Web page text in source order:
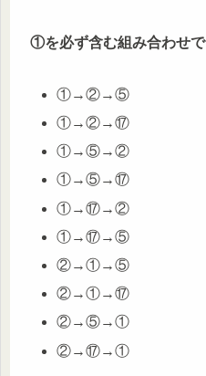
①を必ず含む組み合わせで
①→②→⑤
①→②→⑰
①→⑤→②
①→⑤→⑰
①→⑰→②
①→⑰→⑤
②→①→⑤
②→①→⑰
②→⑤→①
②→⑰→①